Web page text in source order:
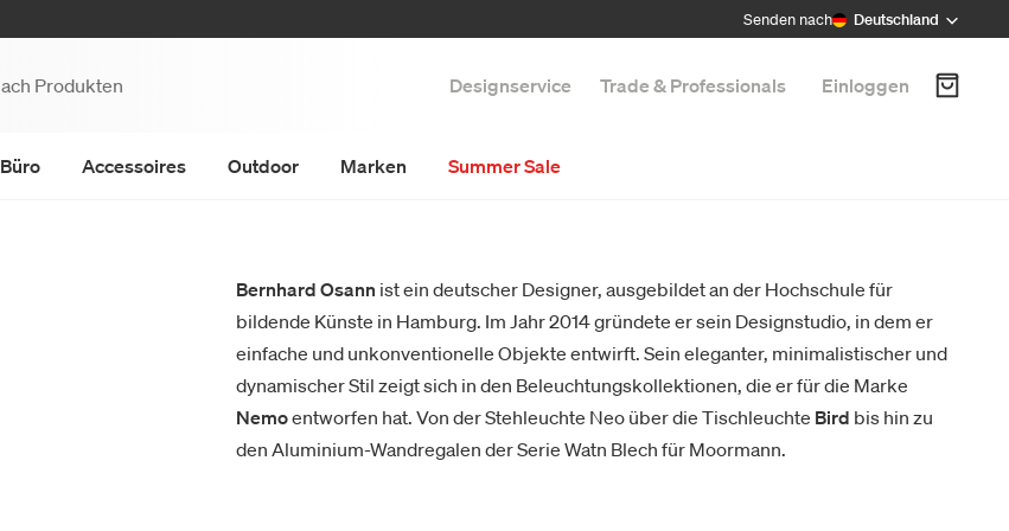
Senden nach Deutschland
Designservice Trade & Professionals Einloggen
Büro Accessoires Outdoor Marken Summer Sale
Bernhard Osann ist ein deutscher Designer, ausgebildet an der Hochschule für
bildende Künste in Hamburg. Im Jahr 2014 gründete er sein Designstudio, in dem er
einfache und unkonventionelle Objekte entwirft. Sein eleganter, minimalistischer und
dynamischer Stil zeigt sich in den Beleuchtungskollektionen, die er für die Marke
Nemoentworfen hat. Von der Stehleuchte Neo über die Tischleuchte Bird bis hin zu
den Aluminium-Wandregalen der Serie Watn Blech für Moormann.